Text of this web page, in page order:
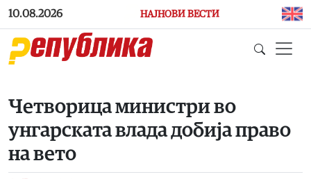
Skip to main content
10.08.2026 НАЈНОВИ ВЕСТИ
Четворица министри во
унгарската влада добија право
на вето